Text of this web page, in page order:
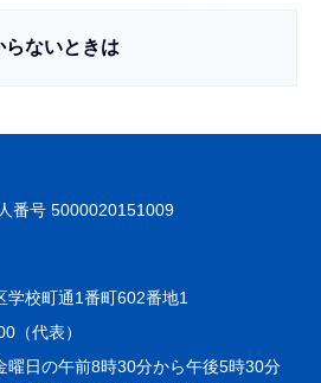
ないときは
番号 5000020151009
学校町通1番町602番地1
（代表）
曜日の午前8時30分から午後5時30分